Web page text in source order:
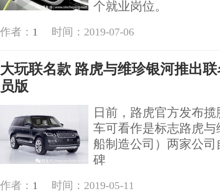
个就业岗位。
作者： 1 时间：2019-07-06
大玩联名款 路虎与维珍银河推出
员版
日前，路虎官方发布
车可看作是标志路虎
船制造公司）两家公
碑
作者： 1 时间：2019-05-11